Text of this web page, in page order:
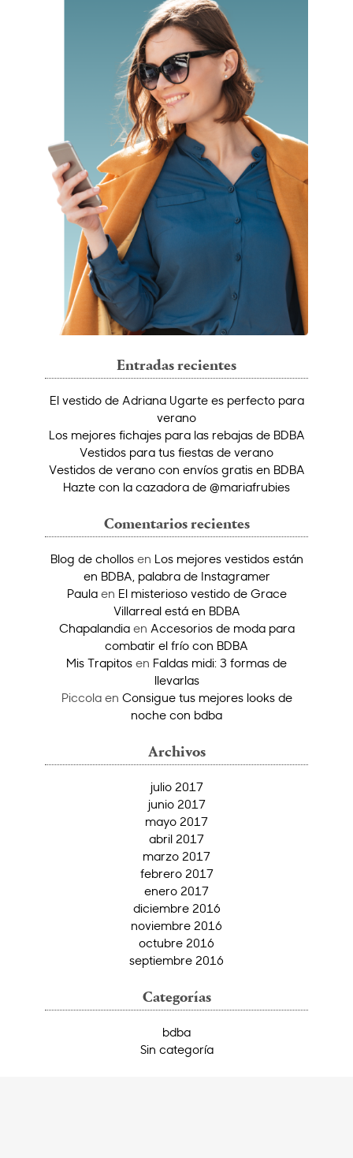
Entradas recientes
El vestido de Adriana Ugarte es perfecto para
verano
Los mejores fichajes para las rebajas de BDBA
Vestidos para tus fiestas de verano
Vestidos de verano con envíos gratis en BDBA
Hazte con la cazadora de @mariafrubies
Comentarios recientes
Blog de chollosen Los mejores vestidos están
en BDBA, palabra de Instagramer
Paulaen El misterioso vestido de Grace
Villarreal está en BDBA
Chapalandiaen Accesorios de moda para
combatir el frío con BDBA
Mis Trapitos en Faldas midi: 3 formas de
llevarlas
Piccolaen Consigue tus mejores looks de
noche con bdba
Archivos
julio 2017
junio 2017
mayo 2017
abril 2017
marzo 2017
febrero 2017
enero 2017
diciembre 2016
noviembre 2016
octubre 2016
septiembre 2016
Categorías
bdba
Sin categoría